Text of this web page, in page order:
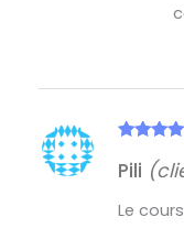
5
Pili
Le